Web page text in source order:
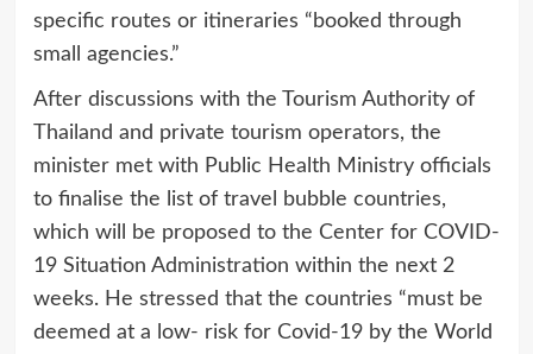
specific routes or itineraries “booked through
small agencies.”
After discussions with the Tourism Authority of
Thailand and private tourism operators, the
minister met with Public Health Ministry officials
to finalise the list of travel bubble countries,
which will be proposed to the Center for COVID-
19 Situation Administration within the next 2
weeks. He stressed that the countries “must be
deemed at a low- risk for Covid-19 by the World